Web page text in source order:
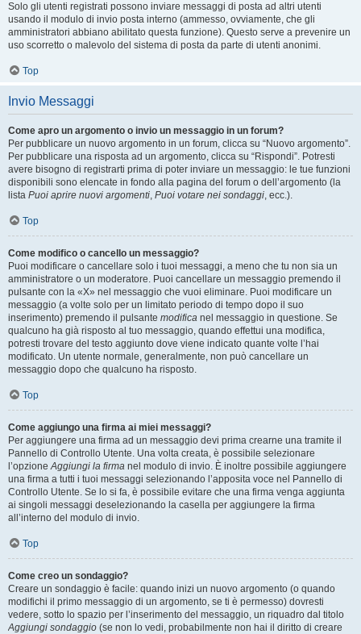
Solo gli utenti registrati possono inviare messaggi di posta ad altri utenti
usando il modulo di invio posta interno (ammesso, ovviamente, che gli
amministratori abbiano abilitato questa funzione). Questo serve a prevenire un
uso scorretto o malevolo del sistema di posta da parte di utenti anonimi.
Top
Invio Messaggi
Come apro un argomento o invio un messaggio in un forum?
Per pubblicare un nuovo argomento in un forum, clicca su “Nuovo argomento”.
Per pubblicare una risposta ad un argomento, clicca su “Rispondi”. Potresti
avere bisogno di registrarti prima di poter inviare un messaggio: le tue funzioni
disponibili sono elencate in fondo alla pagina del forum o dell’argomento (la
lista Puoi aprire nuovi argomenti, Puoi votare nei sondaggi, ecc.).
Top
Come modifico o cancello un messaggio?
Puoi modificare o cancellare solo i tuoi messaggi, a meno che tu non sia un
amministratore o un moderatore. Puoi cancellare un messaggio premendo il
pulsante con la «X» nel messaggio che vuoi eliminare. Puoi modificare un
messaggio (a volte solo per un limitato periodo di tempo dopo il suo
inserimento) premendo il pulsante modifica nel messaggio in questione. Se
qualcuno ha già risposto al tuo messaggio, quando effettui una modifica,
potresti trovare del testo aggiunto dove viene indicato quante volte l’hai
modificato. Un utente normale, generalmente, non può cancellare un
messaggio dopo che qualcuno ha risposto.
Top
Come aggiungo una firma ai miei messaggi?
Per aggiungere una firma ad un messaggio devi prima crearne una tramite il
Pannello di Controllo Utente. Una volta creata, è possibile selezionare
l’opzioneAggiungi la firma nel modulo di invio. È inoltre possibile aggiungere
una firma a tutti i tuoi messaggi selezionando l’apposita voce nel Pannello di
Controllo Utente. Se lo si fa, è possibile evitare che una firma venga aggiunta
ai singoli messaggi deselezionando la casella per aggiungere la firma
all’interno del modulo di invio.
Top
Come creo un sondaggio?
Creare un sondaggio è facile: quando inizi un nuovo argomento (o quando
modifichi il primo messaggio di un argomento, se ti è permesso) dovresti
vedere, sotto lo spazio per l’inserimento del messaggio, un riquadro dal titolo
Aggiungi sondaggio (se non lo vedi, probabilmente non hai il diritto di creare